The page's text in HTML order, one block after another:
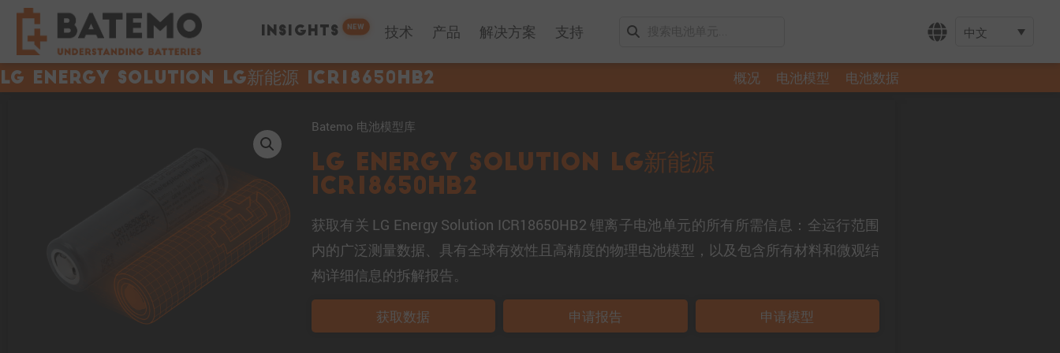
INSIGHTS NEW 技术 产品 解决方案 支持 中文
LG Energy Solution LG新能源 ICR18650HB2 概况 电池模型 电池数据
Batemo 电池模型库
LG Energy Solution LG新能源
ICR18650HB2
获取有关 LG Energy Solution ICR18650HB2 锂离子电池单元的所有所需信息：全运行范围
内的广泛测量数据、具有全球有效性且高精度的物理电池模型，以及包含所有材料和微观结
构详细信息的拆解报告。
获取数据 申请报告 申请模型